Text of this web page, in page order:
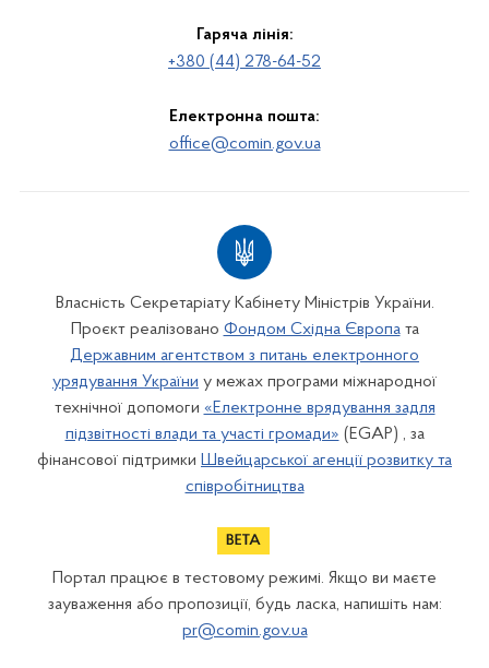
Гаряча лінія:
+380 (44) 278-64-52
Електронна пошта:
office@comin.gov.ua
Власність Секретаріату Кабінету Міністрів України.
Проєкт реалізовано Фондом Східна Європата
Державним агентством з питань електронного
урядування України у межах програми міжнародної
технічної допомоги «Електронне врядування задля
підзвітності влади та участі громади» (EGAP) , за
фінансової підтримки Швейцарської агенції розвитку та
співробітництва
Портал працює в тестовому режимі. Якщо ви маєте
зауваження або пропозиції, будь ласка, напишіть нам:
pr@comin.gov.ua